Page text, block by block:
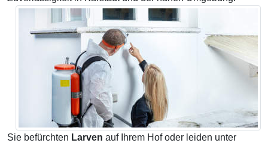
Sie befürchten Larven auf Ihrem Hof oder leiden unter